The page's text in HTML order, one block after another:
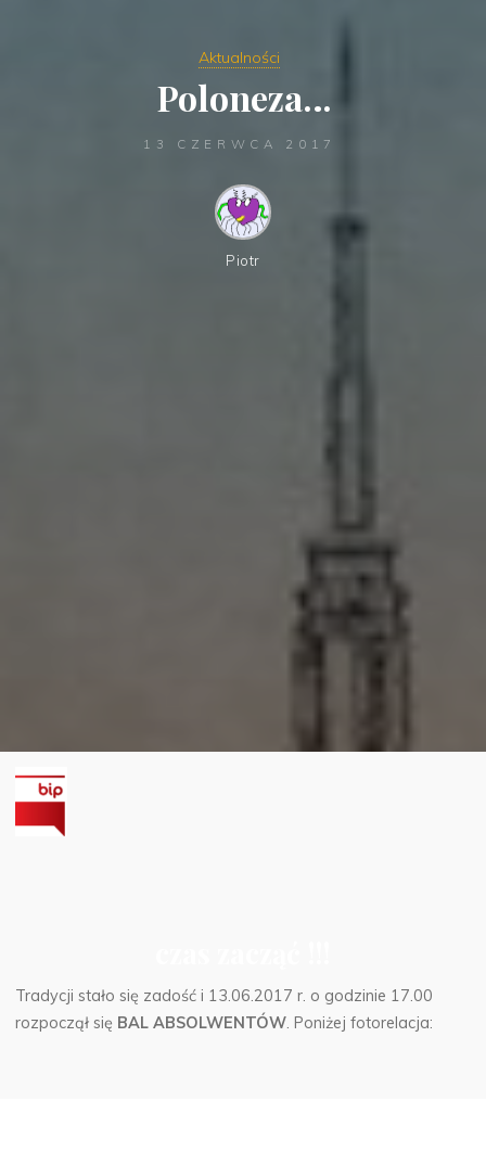
Aktualności
Poloneza…
13 CZERWCA 2017
Piotr
Tradycji stało się zadość i 13.06.2017 r. o godzinie 17.00
rozpoczął się BAL ABSOLWENTÓW. Poniżej fotorelacja: